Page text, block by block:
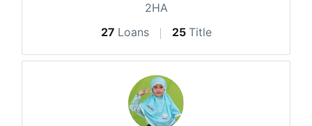
2HA
27 Loans 25 Title